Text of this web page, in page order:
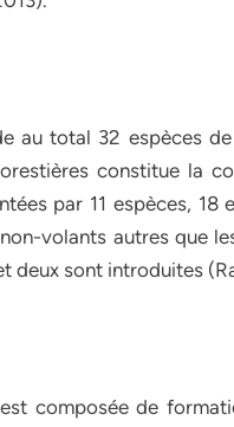
au total 32 espèces
constitue la
par 11 espèces, 18
volants autres que
deux sont introduites
composée de